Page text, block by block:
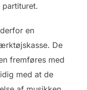
en
De
fremføres med
med at de